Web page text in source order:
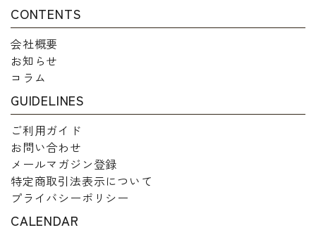
CONTENTS
会社概要
お知らせ
コラム
GUIDELINES
ご利用ガイド
お問い合わせ
メールマガジン登録
特定商取引法表示について
プライバシーポリシー
CALENDAR